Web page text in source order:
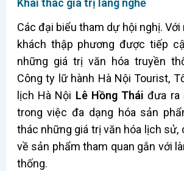
Khai thác giá trị làng nghề
Các đại biểu tham dự hội nghị.
khách thập phương được tiếp
những giá trị văn hóa truyền
Công ty lữ hành Hà Nội Tourist,
lịch Hà Nội Lê Hồng Thái đưa ra
trong việc đa dạng hóa sản
thác những giá trị văn hóa lịch sử,
về sản phẩm tham quan gắn với
thống.